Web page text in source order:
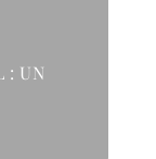
: UN